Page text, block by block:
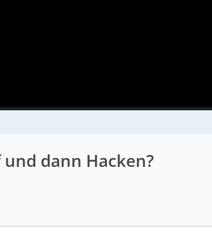
dann Hacken?